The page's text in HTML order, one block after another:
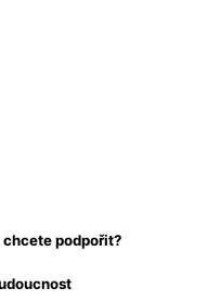
chcete podpořit?